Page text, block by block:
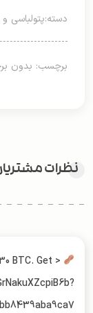
دسته:پتولباسی
برچسب: بدون
نظرات
BTC. Get >